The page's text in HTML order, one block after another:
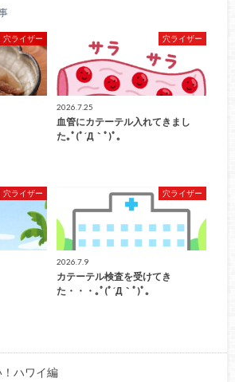
穴ライザー 穴ライザー
2026.7.25
血管にカテーテル入れてきまし
た｡ﾟ(ﾟ´Д｀ﾟ)ﾟ｡
穴ライザー 穴ライザー
2026.7.9
カテーテル検査を受けてき
た・・・｡ﾟ(ﾟ´Д｀ﾟ)ﾟ｡
ハワイ編